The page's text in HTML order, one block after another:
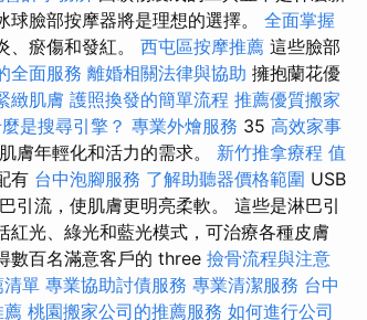
臉部按摩器將是理想的選擇。 全面掌握
、瘀傷和發紅。 西屯區按摩推薦 這些臉部
全面服務 離婚相關法律與協助 擁抱蘭花優
緻肌膚 護照換發的簡單流程 推薦優質搬家
是搜尋引擎？ 專業外燴服務 35 高效家事
膚年輕化和活力的需求。 新竹推拿療程 值
有 台中泡腳服務 了解助聽器價格範圍 USB
引流，使肌膚更明亮柔軟。 這些是淋巴引
光、綠光和藍光模式，可治療各種皮膚
數百名滿意客戶的 three 撿骨流程與注意
清單 專業協助討債服務 專業清潔服務 台中
薦 桃園搬家公司的推薦服務 如何進行公司